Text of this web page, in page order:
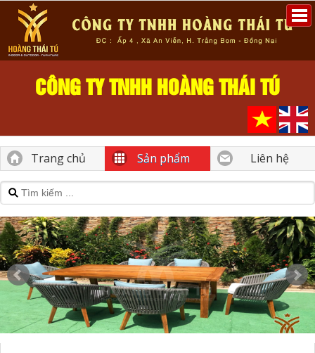
CÔNG TY TNHH HOÀNG THÁI TÚ
Trang chủ Sản phẩm Liên hệ